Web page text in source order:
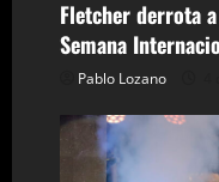
s
Fletcher derrota
Semana
Pablo Lozano